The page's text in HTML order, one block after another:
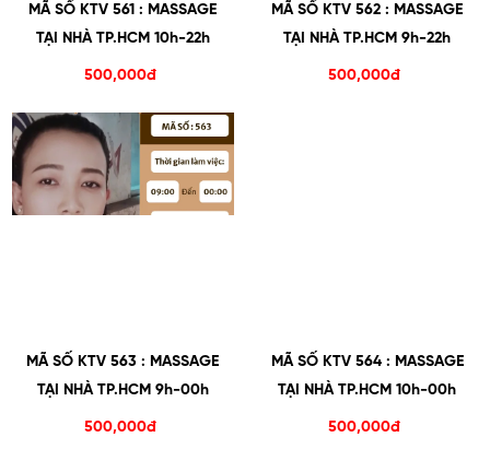
MÃ SỐ KTV 561 : MASSAGE
TẠI NHÀ TP.HCM 10h-22h
500,000đ
MÃ SỐ KTV 562 : MASSAGE
TẠI NHÀ TP.HCM 9h-22h
500,000đ
MÃ SỐ KTV 563 : MASSAGE
TẠI NHÀ TP.HCM 9h-00h
500,000đ
MÃ SỐ KTV 564 : MASSAGE
TẠI NHÀ TP.HCM 10h-00h
500,000đ